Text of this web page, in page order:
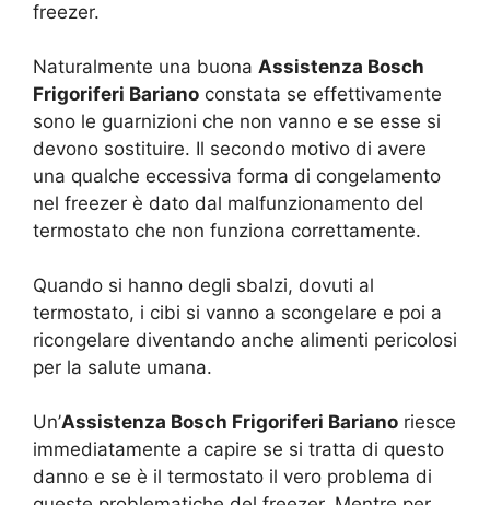
freezer.
Naturalmente una buona Assistenza Bosch
Frigoriferi Bariano constata se effettivamente
sono le guarnizioni che non vanno e se esse si
devono sostituire. Il secondo motivo di avere
una qualche eccessiva forma di congelamento
nel freezer è dato dal malfunzionamento del
termostato che non funziona correttamente.
Quando si hanno degli sbalzi, dovuti al
termostato, i cibi si vanno a scongelare e poi a
ricongelare diventando anche alimenti pericolosi
per la salute umana.
Un’Assistenza Bosch Frigoriferi Bariano riesce
immediatamente a capire se si tratta di questo
danno e se è il termostato il vero problema di